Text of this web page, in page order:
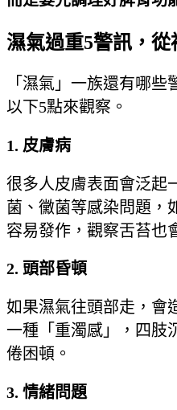
濕氣過重5警訊，
「濕氣」一族還有哪
以下5點來觀察。
1. 皮膚病
很多人皮膚表面會泛起
菌、黴菌等感染問題，
容易發作，觀察舌苔也
2. 頭部昏頓
如果濕氣往頭部走，會
一種「重濁感」，四肢
倦困頓。
3. 情緒問題